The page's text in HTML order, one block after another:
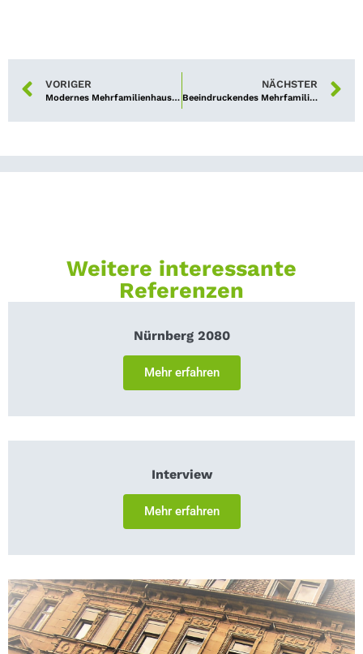
VORIGER
Modernes Mehrfamilienhaus am Nürnberger Luitpoldhain an neuen Eigentümer übergeben
NÄCHSTER
Beeindruckendes Mehrfamilienhaus in bürgerlicher Stadtlage an privaten Investor übergeben
Weitere interessante
Referenzen
Nürnberg 2080
Mehr erfahren
Interview
Mehr erfahren